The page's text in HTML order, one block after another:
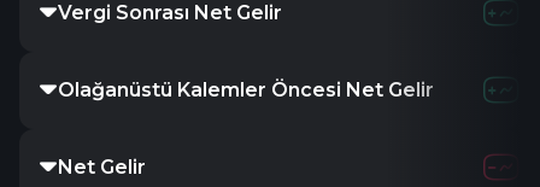
Vergi Sonrası Net Gelir
Olağanüstü Kalemler Öncesi Net Gelir
Net Gelir